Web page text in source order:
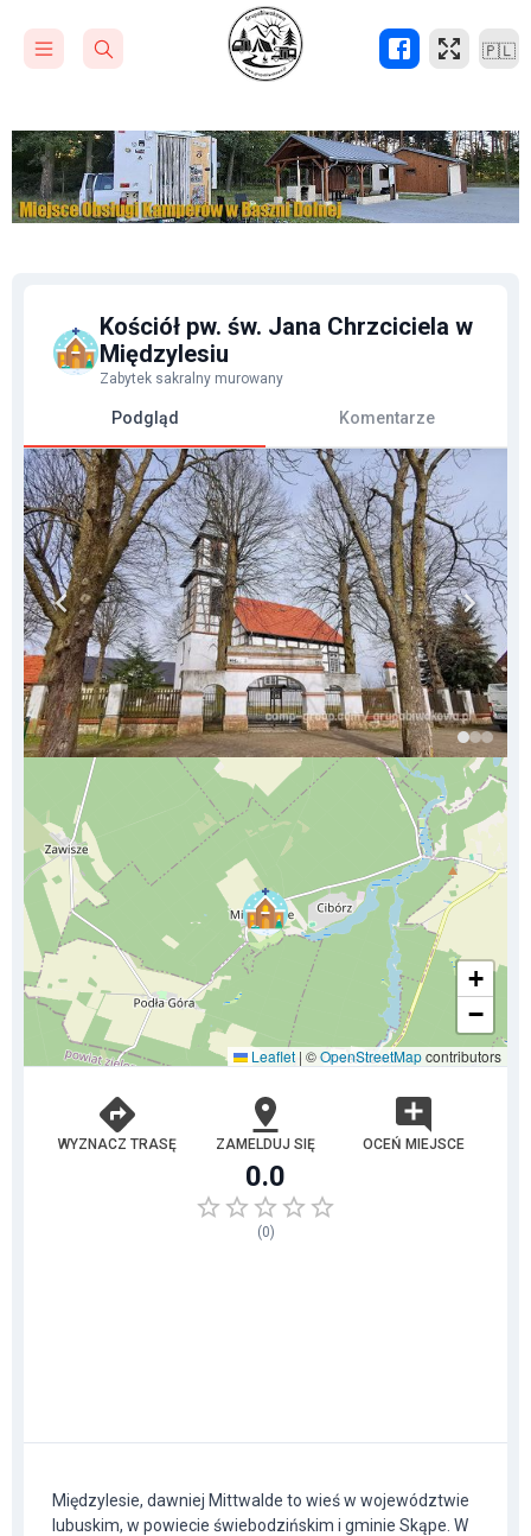
🇵🇱
Kościół pw. św. Jana Chrzciciela w
Międzylesiu
Zabytek sakralny murowany
Podgląd Komentarze
+
−
Leaflet | ©OpenStreetMapcontributors
WYZNACZ TRASĘ ZAMELDUJ SIĘ OCEŃ MIEJSCE
0.0
(0)
Międzylesie, dawniej Mittwalde to wieś w województwie
lubuskim, w powiecie świebodzińskim i gminie Skąpe. W